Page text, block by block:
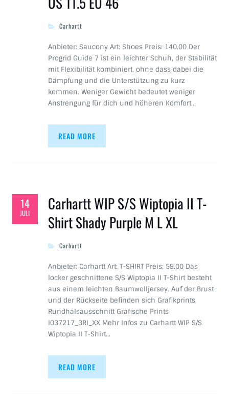
Carhartt
Anbieter: Saucony Art: Shoes Preis: 140.00 Der
Progrid Guide 7 ist ein leichter Schuh, der Stabilität
mit Flexibilität kombiniert, ohne dass dabei die
Dämpfung und die Unterstützung zu kurz
kommen. Weniger Gewicht bedeutet weniger
Anstrengung für dich und höheren Komfort…
READ MORE
14
JULI
Carhartt WIP S/S Wiptopia II T-
Shirt Shady Purple M L XL
Carhartt
Anbieter: Carhartt Art: T-SHIRT Preis: 59.00 Das
locker geschnittene S/S Wiptopia II T-Shirt besteht
aus einem leichten Baumwolljersey. Auf der Brust
und der Rückseite befinden sich Grafikprints.
Rundhalsausschnitt Grafische Prints
I037217_3RI_XX Mehr Infos zu Carhartt WIP S/S
Wiptopia II T-Shirt…
READ MORE